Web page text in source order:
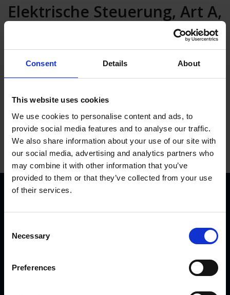
Consent Details About
This website uses cookies
We use cookies to personalise content and ads, to
provide social media features and to analyse our traffic.
We also share information about your use of our site with
our social media, advertising and analytics partners who
may combine it with other information that you’ve
provided to them or that they’ve collected from your use
of their services.
Necessary
Preferences
Elektrische Steuerung, Art A,
mit LED und schutz diode
In den Warenkorb
KVK Hydra Klov ist ein modernes Unternehmen, welches
sich der Konstruktion und Herstellung von